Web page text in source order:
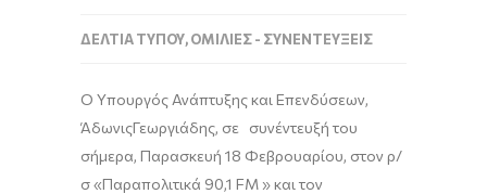
ΔΕΛΤΊΑ ΤΎΠΟΥ,ΟΜΙΛΊΕΣ - ΣΥΝΕΝΤΕΎΞΕΙΣ
Ο Υπουργός Ανάπτυξης και Επενδύσεων,
ΆδωνιςΓεωργιάδης, σε συνέντευξή του
σήμερα, Παρασκευή 18 Φεβρουαρίου, στον ρ/
σ «Παραπολιτικά 90,1 FM » και τον